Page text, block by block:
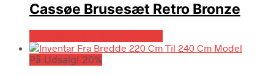
Cassøe Brusesæt Retro Bronze
På Udsalg! 20%